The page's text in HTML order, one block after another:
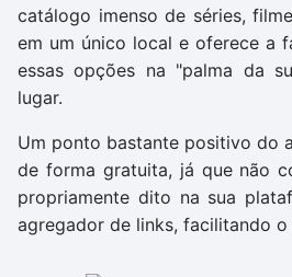
catálogo imenso de séries,
em um único local e oferece a
essas opções na "palma da
lugar.
Um ponto bastante positivo do
de forma gratuita, já que não
propriamente dito na sua
agregador de links, facilitando o